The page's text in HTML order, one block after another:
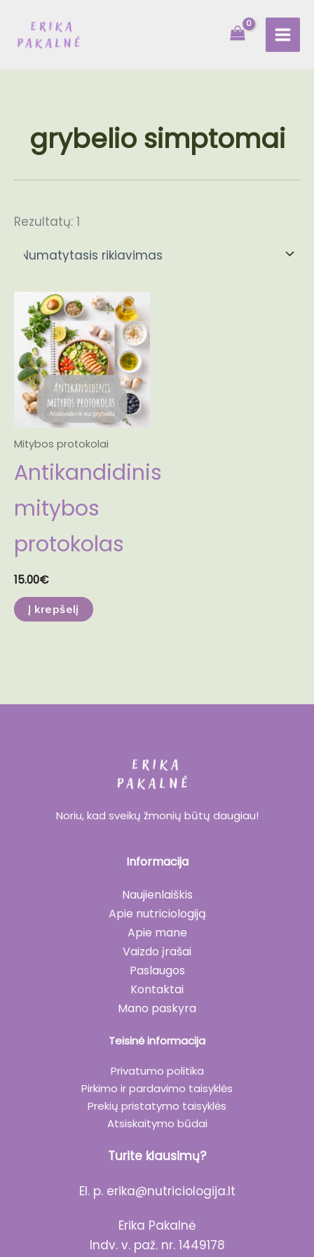
turinio
grybelio simptomai
Rezultatų: 1
Mitybos protokolai
Antikandidinis
mitybos
protokolas
15.00€
Į krepšelį
Noriu, kad sveikų žmonių būtų daugiau!
Informacija
Naujienlaiškis
Apie nutriciologiją
Apie mane
Vaizdo įrašai
Paslaugos
Kontaktai
Mano paskyra
Teisinė informacija
Privatumo politika
Pirkimo ir pardavimo taisyklės
Prekių pristatymo taisyklės
Atsiskaitymo būdai
Turite klausimų?
El. p. erika@nutriciologija.lt
Erika Pakalnė
Indv. v. paž. nr. 1449178